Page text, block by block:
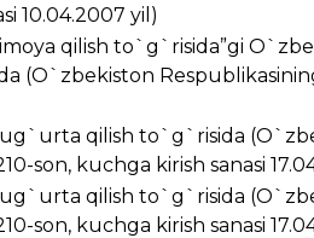
10.04.2007 yil)
qilish to`g`risida”gi
(O`zbekiston
qilish to`g`risida
son, kuchga kirish sanasi
qilish to`g`risida
son, kuchga kirish sanasi